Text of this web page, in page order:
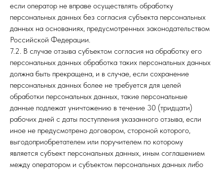
если оператор не вправе осуществлять обработку
персональных данных без согласия субъекта персональных
данных на основаниях, предусмотренных законодательством
Российской Федерации.
7.2. В случае отзыва субъектом согласия на обработку его
персональных данных обработка таких персональных данных
должна быть прекращена, и в случае, если сохранение
персональных данных более не требуется для целей
обработки персональных данных, такие персональные
данные подлежат уничтожению в течение 30 (тридцати)
рабочих дней с даты поступления указанного отзыва, если
иное не предусмотрено договором, стороной которого,
выгодоприобретателем или поручителем по которому
является субъект персональных данных, иным соглашением
между оператором и субъектом персональных данных либо